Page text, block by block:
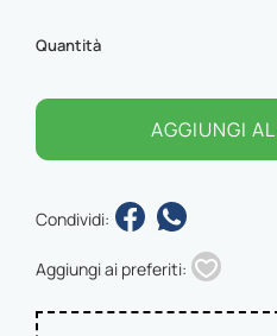
Quantità
AGGIUNGI
Condividi:
Aggiungi ai preferiti: